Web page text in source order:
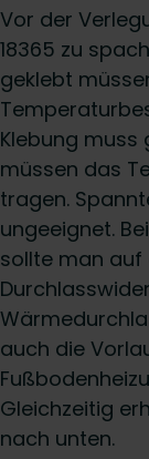
Vor der
18365 zu
geklebt
Klebung
müssen das
tragen.
ungeeignet.
sollte man auf
auch die
Gleichzeitig
nach unten.